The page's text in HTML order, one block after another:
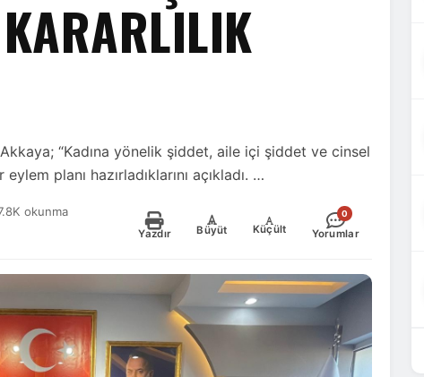
“Kadına yönelik şiddet, aile içi şiddet ve cinsel
planı hazırladıklarını açıkladı. …
okunma
Yazdır
+
Büyüt
-
Küçült
0
Yorumlar